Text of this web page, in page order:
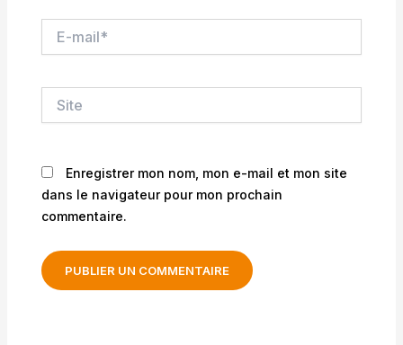
mail*
Enregistrer mon nom, mon e-mail et mon site
dans le navigateur pour mon prochain
commentaire.